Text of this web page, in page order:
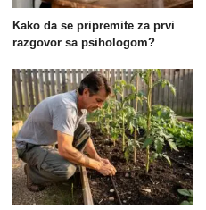
Kako da se pripremite za prvi
razgovor sa psihologom?